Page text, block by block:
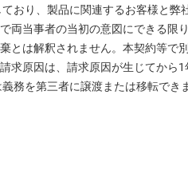
おり、製品に関連するお客様と
両当事者の当初の意図にできる限
は解釈されません。本契約等で
原因は、請求原因が生じてから
務を第三者に譲渡または移転で